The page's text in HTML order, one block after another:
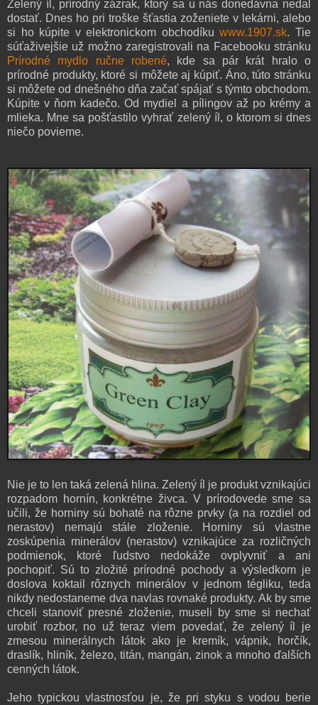
Zelený íl, prírodný zázrak, ktorý sa u nás donedávna nedal
dostať. Dnes ho pri troške šťastia zoženiete v lekárni, alebo
si ho kúpite v elektronickom obchodíkuwww.1907.sk. Tie
súťaživejšie už možno zaregistrovali na Facebooku stránku
Prírodné mydlo ručne robené, kde sa pár krát hralo o
prírodné produkty, ktoré si môžete aj kúpiť. Áno, túto stránku
si môžete od dnešného dňa začať spájať s týmto obchodom.
Kúpite v ňom kadečo. Od mydiel a pílingov až po krémy a
mlieka. Mne sa pošťastilo vyhrať zelený íl, o ktorom si dnes
niečo povieme.
Nie je to len taká zelená hlina. Zelený íl je produkt vznikajúci
rozpadom hornín, konkrétne živca. V prírodovede sme sa
učili, že horniny sú bohaté na rôzne prvky (a na rozdiel od
nerastov) nemajú stále zloženie. Horniny sú vlastne
zoskúpenia minerálov (nerastov) vznikajúce za rozličných
podmienok, ktoré ľudstvo nedokáže ovplyvniť a ani
pochopiť. Sú to zložité prírodné pochody a výsledkom je
doslova koktail rôznych minerálov v jednom tégliku, teda
nikdy nedostaneme dva navlas rovnaké produkty. Ak by sme
chceli stanoviť presné zloženie, museli by sme si nechať
urobiť rozbor, no už teraz viem povedať, že zelený íl je
zmesou minerálnych látok ako je kremík, vápnik, horčík,
draslík, hliník, železo, titán, mangán, zinok a mnoho ďalších
cenných látok.
Jeho typickou vlastnosťou je, že pri styku s vodou berie